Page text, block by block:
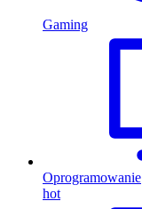
Gaming
Oprogramowanie
hot